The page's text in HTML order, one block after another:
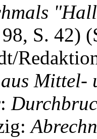
S. 42)
Mittel-
:
: